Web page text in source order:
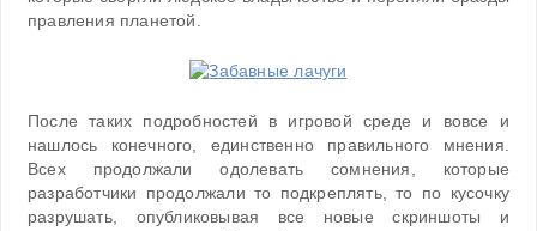
правления планетой.
После таких подробностей в игровой среде и вовсе и
нашлось конечного, единственно правильного мнения.
Всех продолжали одолевать сомнения, которые
разработчики продолжали то подкреплять, то по кусочку
разрушать, опубликовывая все новые скриншоты и